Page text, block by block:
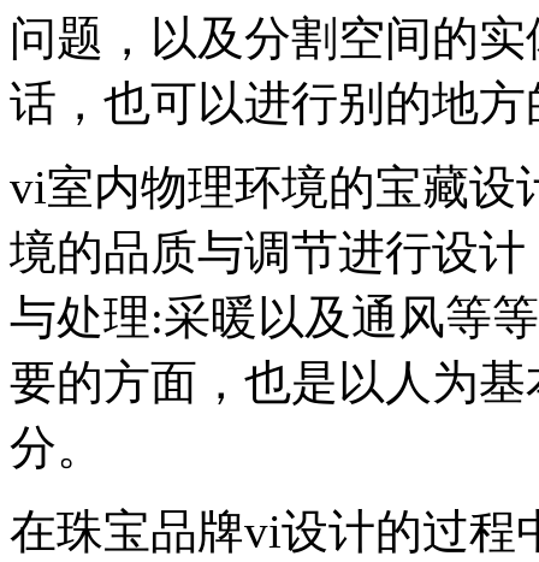
问题，以及分割空间的
话，也可以进行别的地
vi室内物理环境的宝藏设
境的品质与调节进行设
与处理:采暖以及通风等
要的方面，也是以人为
分。
在珠宝品牌vi设计的过程